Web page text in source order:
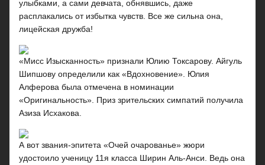
улыбками, а сами девчата, обнявшись, даже
расплакались от избытка чувств. Все же сильна она,
лицейская дружба!
«Мисс Изысканность» признали Юлию Токсарову. Айгуль
Шипшову определили как «Вдохновение». Юлия
Алферова была отмечена в номинации
«Оригинальность». Приз зрительских симпатий получила
Азиза Исхакова.
А вот звания-эпитета «Очей очарованье» жюри
удостоило ученицу 11я класса Ширин Аль-Анси. Ведь она